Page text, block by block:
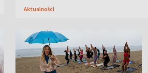
Aktualności